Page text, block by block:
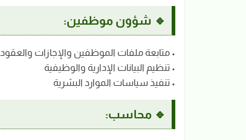
🔹 شؤون موظفين:
• متابعة ملفات الموظفين والإجازات والعقود
• تنظيم البيانات الإدارية والوظيفية
• تنفيذ سياسات الموارد البشرية
🔹 محاسب: